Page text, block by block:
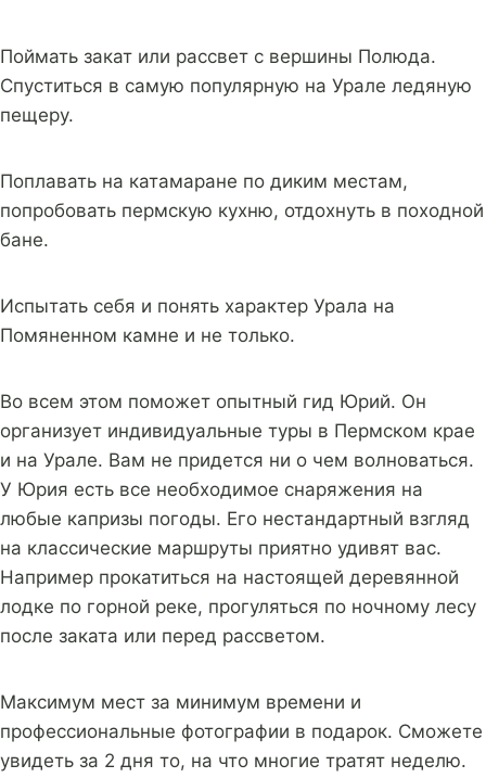
Поймать закат или рассвет с вершины Полюда.
Спуститься в самую популярную на Урале ледяную
пещеру.
Поплавать на катамаране по диким местам,
попробовать пермскую кухню, отдохнуть в походной
бане.
Испытать себя и понять характер Урала на
Помяненном камне и не только.
Во всем этом поможет опытный гид Юрий. Он
организует индивидуальные туры в Пермском крае
и на Урале. Вам не придется ни о чем волноваться.
У Юрия есть все необходимое снаряжения на
любые капризы погоды. Его нестандартный взгляд
на классические маршруты приятно удивят вас.
Например прокатиться на настоящей деревянной
лодке по горной реке, прогуляться по ночному лесу
после заката или перед рассветом.
Максимум мест за минимум времени и
профессиональные фотографии в подарок. Сможете
увидеть за 2 дня то, на что многие тратят неделю.